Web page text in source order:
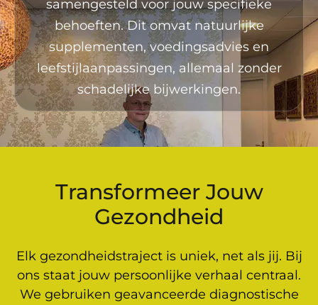
samengesteld voor jouw specifieke
behoeften. Dit omvat natuurlijke
supplementen, voedingsadvies en
leefstijlaanpassingen, allemaal zonder
schadelijke bijwerkingen.
Transformeer Jouw
Gezondheid
Elk gezondheidstraject is uniek, net als jij. Bij
ons staat jouw persoonlijke verhaal centraal.
We gebruiken geavanceerde diagnostische